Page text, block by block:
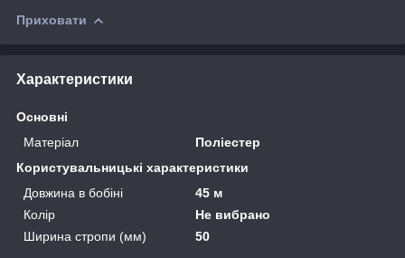
Приховати
Характеристики
Основні
Матеріал
Поліестер
Користувальницькі характеристики
Довжина в бобіні
45 м
Колір
Не вибрано
Ширина стропи (мм)
50